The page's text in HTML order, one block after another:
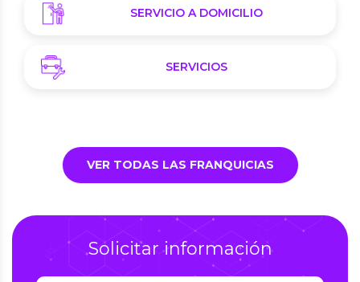
SERVICIO A DOMICILIO
SERVICIOS
VER TODAS LAS FRANQUICIAS
Solicitar información